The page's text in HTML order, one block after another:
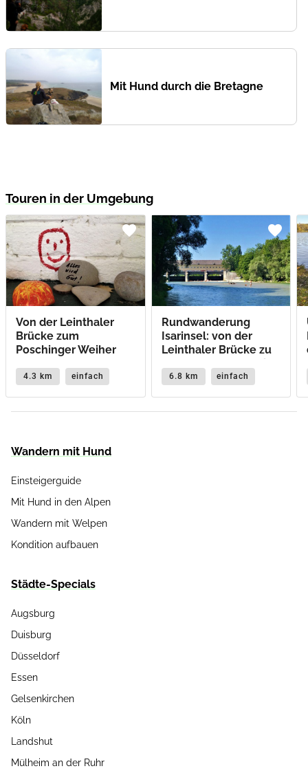
Mit Hund durch die Bretagne
Touren in der Umgebung
favorite
Von der Leinthaler
Brücke zum
Poschinger Weiher
4.3 km einfach
favorite
Rundwanderung
Isarinsel: von der
Leinthaler Brücke zu
Stauwehr Oberföhring
und Mini-Hofbräuhaus
6.8 km einfach
Wandern mit Hund
Einsteigerguide
Mit Hund in den Alpen
Wandern mit Welpen
Kondition aufbauen
Städte-Specials
Augsburg
Duisburg
Düsseldorf
Essen
Gelsenkirchen
Köln
Landshut
Mülheim an der Ruhr